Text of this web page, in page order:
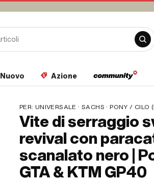
Nuovo Azione
PER: UNIVERSALE · SACHS · PONY / CILO
Vite di serraggio
revival con
scanalato nero |
GTA & KTM GP40